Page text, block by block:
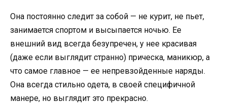
Она постоянно следит за собой — не курит, не пьет,
занимается спортом и высыпается ночью. Ее
внешний вид всегда безупречен, у нее красивая
(даже если выглядит странно) прическа, маникюр, а
что самое главное — ее непревзойденные наряды.
Она всегда стильно одета, в своей специфичной
манере, но выглядит это прекрасно.